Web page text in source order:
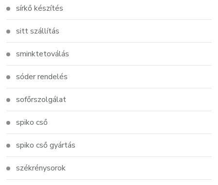
sírkő készítés
sitt szállítás
sminktetoválás
sóder rendelés
sofőrszolgálat
spiko cső
spiko cső gyártás
székrénysorok